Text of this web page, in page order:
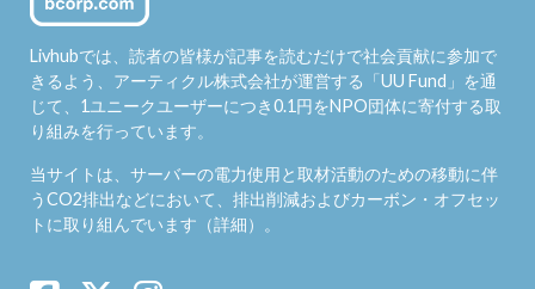
Livhubでは、読者の皆様が記事を読むだけで社会貢献に参加で
きるよう、アーティクル株式会社が運営する「UU Fund 」を通
じて、1ユニークユーザーにつき0.1円をNPO団体に寄付する取
り組みを行っています。
当サイトは、サーバーの電力使用と取材活動のための移動に伴
うCO2排出などにおいて、排出削減およびカーボン・オフセッ
トに取り組んでいます（詳細）。